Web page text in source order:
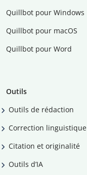
Quillbot pour Windows
Quillbot pour macOS
Quillbot pour Word
Outils
Outils de rédaction
Correction linguistique
Citation et originalité
Outils d’IA